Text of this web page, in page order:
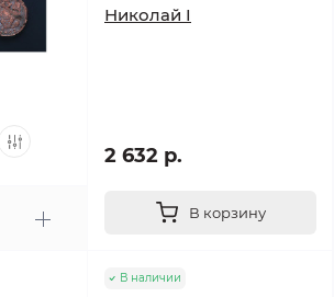
Николай I
2 632 р.
В корзину
В наличии